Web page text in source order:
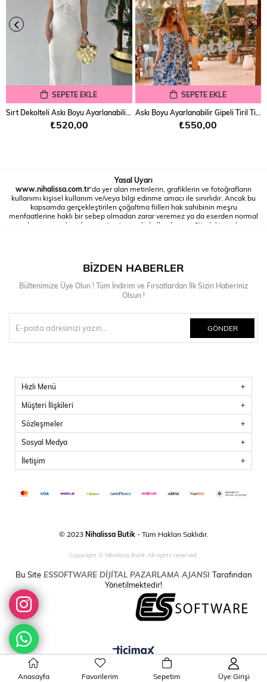
SEPETE EKLE
₺520,00
SEPETE EKLE
Askı Boyu Ayarlanabilir Gipeli Tiril Tiril Elbise
₺550,00
Yasal Uyarı
www.nihalissa.com.tr'da yer alan metinlerin, grafiklerin ve fotoğrafların
kullanımı kişisel kullanım ve/veya bilgi edinme amacı ile sınırlıdır. Ancak bu
kapsamda gerçekleştirilen çoğaltma fiilleri hak sahibinin meşru
menfaatlerine haklı bir sebep olmadan zarar veremez ya da eserden normal
yararlanmaya aykırı olamaz, ticari amaçla kullanılamaz. Sitedeki yazılı veya
Bu İnternet Sitesindeki veriler ticari olmayan, bilgi alma amaçlı ve kişisel
kullanım için indirebilir veya yazdırılabilir.
BIZDEN HABERLER
Bültenimize Üye Olun ! Tüm İndirim ve Fırsatlardan İlk Sizin Haberiniz
Olsun !
GÖNDER
Hızlı Menü
Müşteri İlişkileri
Sözleşmeler
Sosyal Medya
İletişim
© 2023 Nihalissa Butik- Tüm Hakları Saklıdır.
Copyright © Nihalissa Butik All rights reserved
Bu Site ESSOFTWARE DİJİTAL PAZARLAMA AJANSI Tarafından
Yönetilmektedir!
Anasayfa Favorilerim Sepetim Üye Girişi